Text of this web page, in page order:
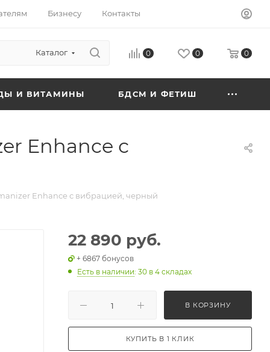
Бизнесу Контакты
Каталог 0 0 0
И ВИТАМИНЫ БДСМ И ФЕТИШ
Enhance с
Enhance с вибрацией, черный
22 890 руб.
+ 6867 бонусов
Есть в наличии: 30 в 4 складах
В КОРЗИНУ
КУПИТЬ В 1 КЛИК